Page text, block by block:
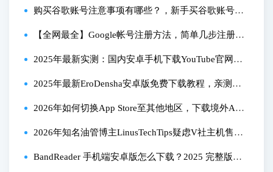
购买谷歌账号注意事项有哪些？，新手买谷歌账号有
哪些靠谱渠道？，如何避免买到谷歌黑号？
【全网最全】Google帐号注册方法，简单几步注册谷
歌账户｜100%成功｜跳过+86手机号验证｜轻松开通
｜Gmail｜Gemini｜Youtube｜谷歌网盘｜1
2025年最新实测：国内安卓手机下载YouTube官网版
全流程，一次搞定网络问题！
2025年最新EroDensha安卓版免费下载教程，亲测有
效！全流程详解
2026年如何切换App Store至其他地区，下载境外Ap
p？【无需注册新账号，仅换地址实操指南】
2026年知名油管博主LinusTechTips疑虑V社主机售
价：定价存疑、氛围暗藏隐忧
BandReader 手机端安卓版怎么下载？2025 完整版教